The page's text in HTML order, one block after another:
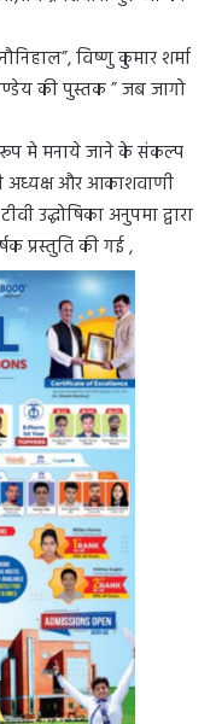
विष्णु कुमार शर्मा
की पुस्तक ” जब जागो
मे मनाये जाने के संकल्प
और आकाशवाणी
उद्घोषिका अनुपमा द्वारा
प्रस्तुति की गई ,